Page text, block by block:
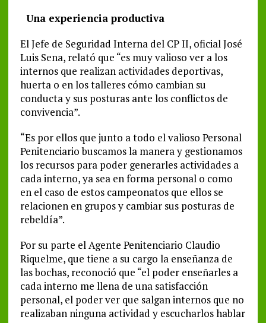
Una experiencia productiva
El Jefe de Seguridad Interna del CP II, oficial José
Luis Sena, relató que “es muy valioso ver a los
internos que realizan actividades deportivas,
huerta o en los talleres cómo cambian su
conducta y sus posturas ante los conflictos de
convivencia”.
“Es por ellos que junto a todo el valioso Personal
Penitenciario buscamos la manera y gestionamos
los recursos para poder generarles actividades a
cada interno, ya sea en forma personal o como
en el caso de estos campeonatos que ellos se
relacionen en grupos y cambiar sus posturas de
rebeldía”.
Por su parte el Agente Penitenciario Claudio
Riquelme, que tiene a su cargo la enseñanza de
las bochas, reconoció que “el poder enseñarles a
cada interno me llena de una satisfacción
personal, el poder ver que salgan internos que no
realizaban ninguna actividad y escucharlos hablar